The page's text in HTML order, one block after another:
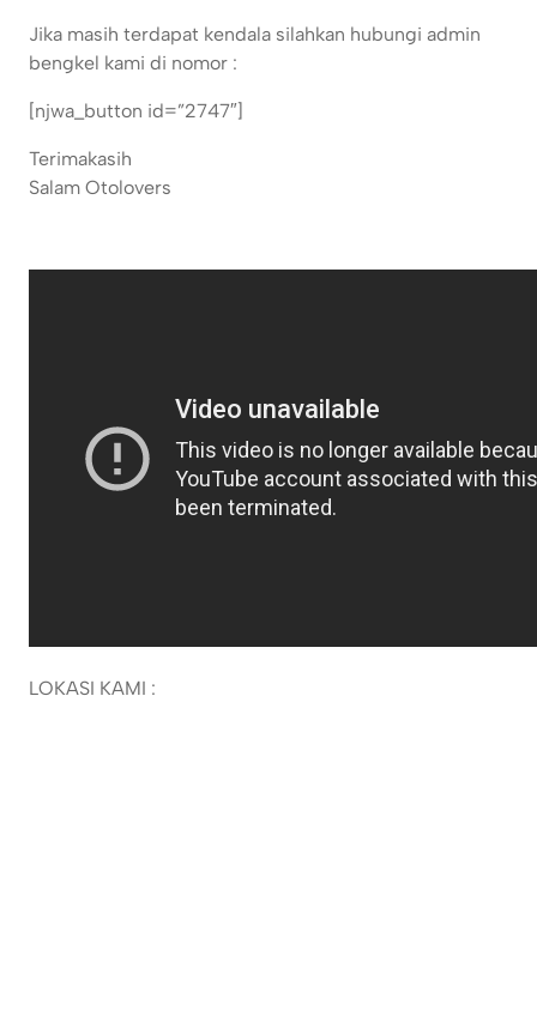
Jika masih terdapat kendala silahkan hubungi admin
bengkel kami di nomor :
[njwa_button id=”2747″]
Terimakasih
Salam Otolovers
LOKASI KAMI :